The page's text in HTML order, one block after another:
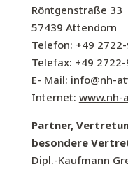
Röntgenstraße 33
57439 Attendorn
Telefon: +49
Telefax: +49
E- Mail: info@nh-
Internet: www.nh-
Partner,
besondere
Dipl.-Kaufmann